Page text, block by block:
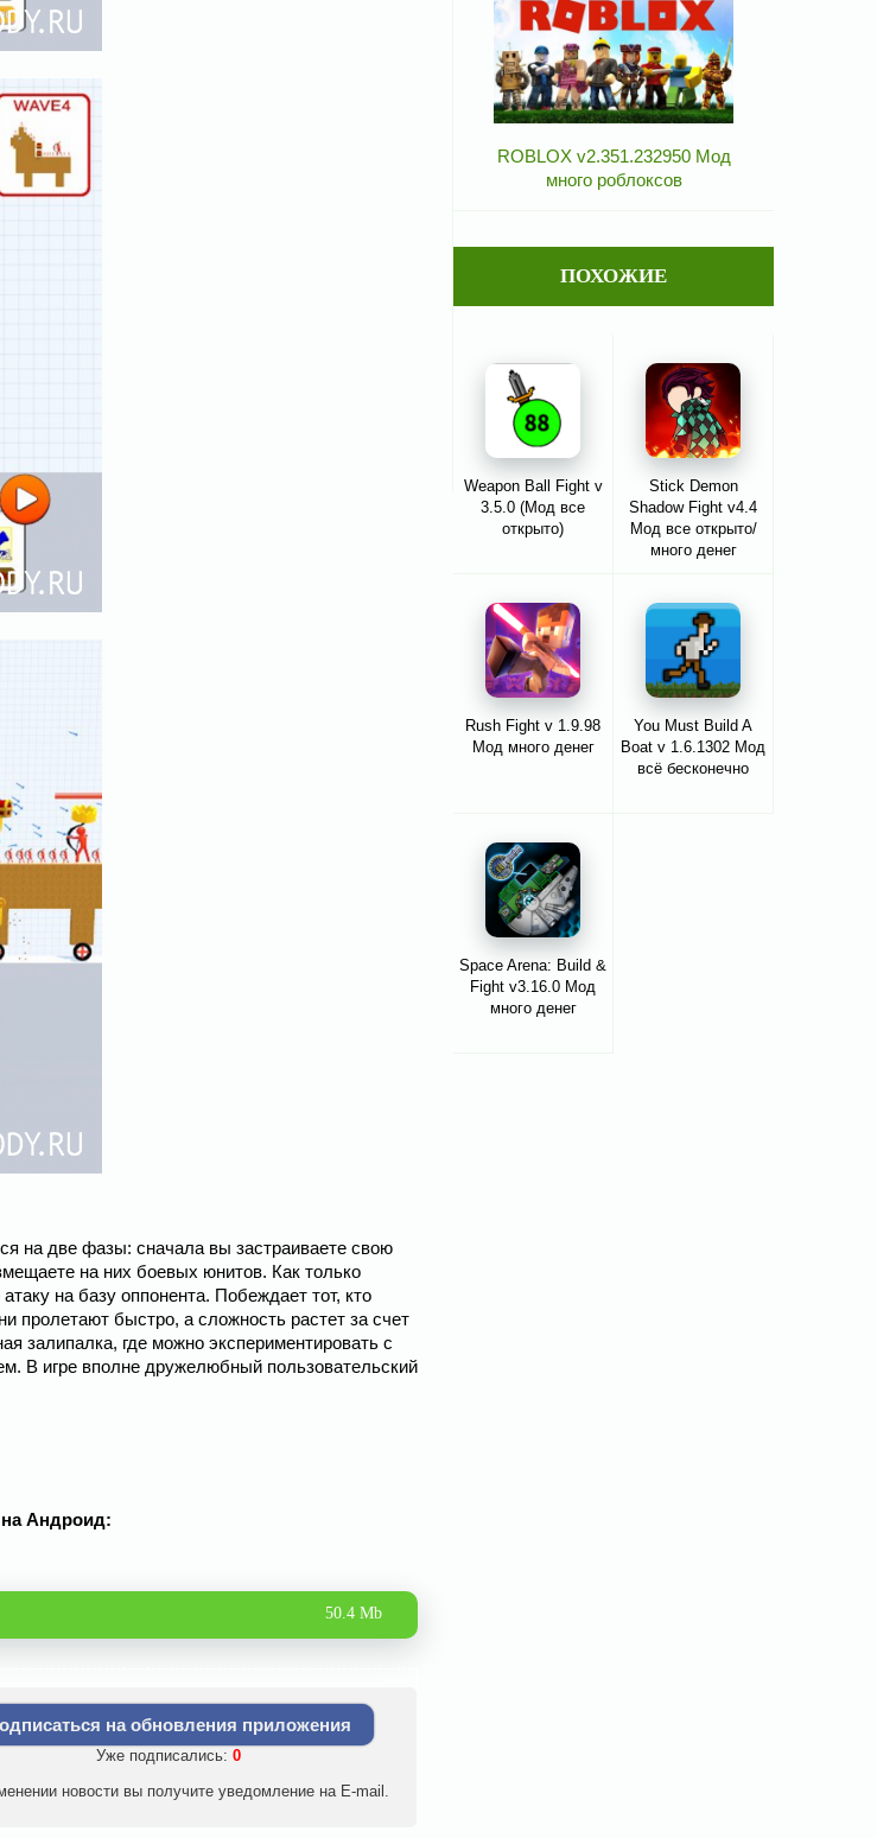
на две фазы: сначала вы застраиваете свою
на них боевых юнитов. Как только
на базу оппонента. Побеждает тот, кто
пролетают быстро, а сложность растет за счет
залипалка, где можно экспериментировать с
В игре вполне дружелюбный пользовательский
Андроид:
50.4 Mb
на обновления приложения
Уже подписались: 0
новости вы получите уведомление на E-mail.
ROBLOX v2.351.232950 Мод
много роблоксов
ПОХОЖИЕ
Weapon Ball Fight v
3.5.0 (Мод все
открыто)
Stick Demon
Shadow Fight v4.4
Мод все открыто/
много денег
Rush Fight v 1.9.98
Мод много денег
You Must Build A
Boat v 1.6.1302 Мод
всё бесконечно
Space Arena: Build &
Fight v3.16.0 Мод
много денег